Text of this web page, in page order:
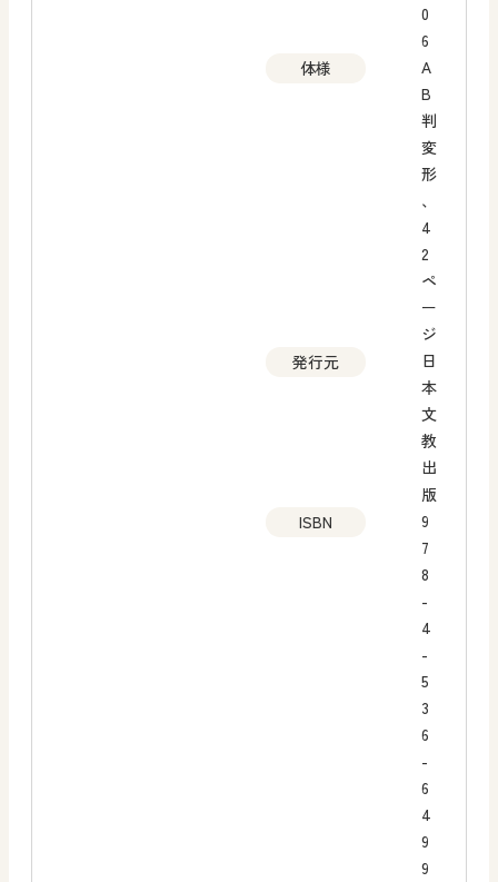
0
6
体様
A
B
判
変
形
、
4
2
ペ
ー
ジ
発行元
日
本
文
教
出
版
ISBN
9
7
8
-
4
-
5
3
6
-
6
4
9
9